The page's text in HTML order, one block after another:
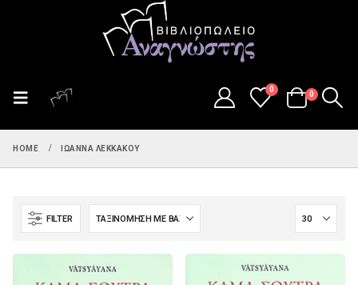
0
0
HOME ΙΩΆΝΝΑ ΛΕΚΚΆΚΟΥ
FILTER